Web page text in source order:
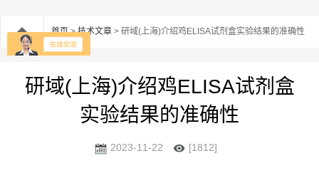
首页>技术文章 > 研域(上海)介绍鸡ELISA试剂盒实验结果的准确性
研域(上海)介绍鸡ELISA试剂盒
实验结果的准确性
2023-11-22 [1812]